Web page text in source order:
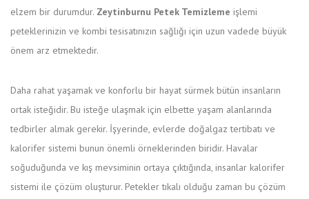
elzem bir durumdur. Zeytinburnu Petek Temizleme işlemi
peteklerinizin ve kombi tesisatınızın sağlığı için uzun vadede büyük
önem arz etmektedir.
Daha rahat yaşamak ve konforlu bir hayat sürmek bütün insanların
ortak isteğidir. Bu isteğe ulaşmak için elbette yaşam alanlarında
tedbirler almak gerekir. İşyerinde, evlerde doğalgaz tertibatı ve
kalorifer sistemi bunun önemli örneklerinden biridir. Havalar
soğuduğunda ve kış mevsiminin ortaya çıktığında, insanlar kalorifer
sistemi ile çözüm oluşturur. Petekler tıkalı olduğu zaman bu çözüm